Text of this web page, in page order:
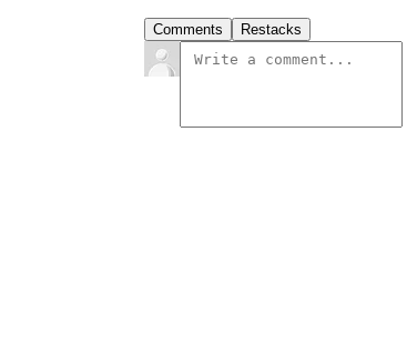
Comments Restacks